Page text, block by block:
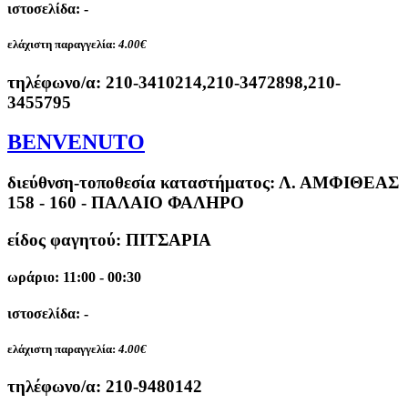
ιστοσελίδα: -
ελάχιστη παραγγελία: 4.00€
τηλέφωνο/α: 210-3410214,210-3472898,210-
3455795
BENVENUTO
διεύθνση-τοποθεσία καταστήματος: Λ. ΑΜΦΙΘΕΑΣ
158 - 160 - ΠΑΛΑΙΟ ΦΑΛΗΡΟ
είδος φαγητού: ΠΙΤΣΑΡΙΑ
ωράριο: 11:00 - 00:30
ιστοσελίδα: -
ελάχιστη παραγγελία: 4.00€
τηλέφωνο/α: 210-9480142